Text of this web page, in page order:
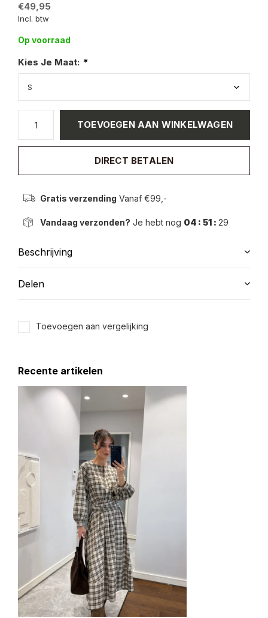
€49,95
Incl. btw
Op voorraad
Kies Je Maat: *
TOEVOEGEN AAN WINKELWAGEN
DIRECT BETALEN
Gratis verzending Vanaf €99,-
Vandaag verzonden? Je hebt nog 04 : 51 : 29
Beschrijving
Delen
Toevoegen aan vergelijking
Recente artikelen